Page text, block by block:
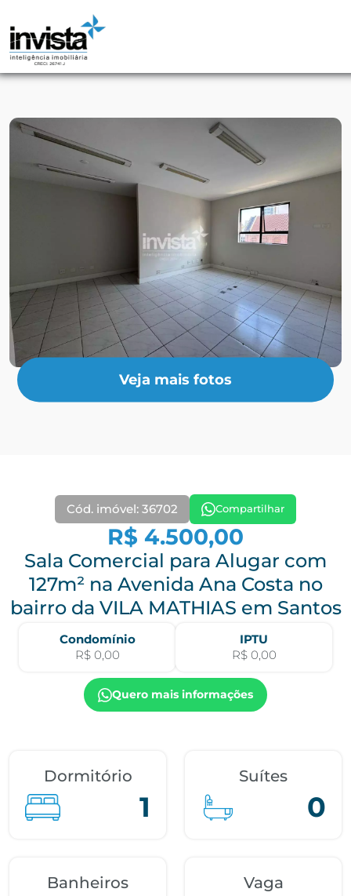
Veja mais fotos
Cód. imóvel: 36702 Compartilhar
R$ 4.500,00
Sala Comercial para Alugar com
127m² na Avenida Ana Costa no
bairro da VILA MATHIAS em Santos
Condomínio
R$ 0,00
IPTU
R$ 0,00
Quero mais informações
Dormitório
1
Suítes
0
Banheiros Vaga